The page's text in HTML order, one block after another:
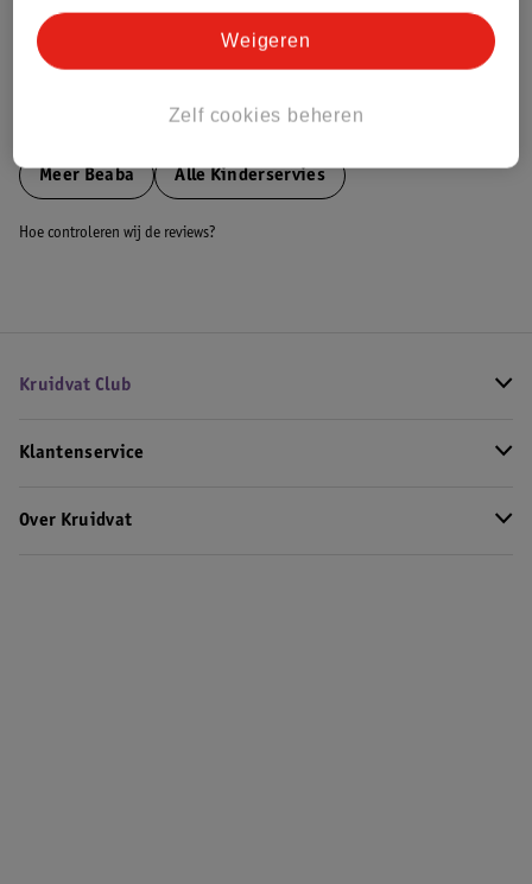
Bestel & Bezorginformatie
Meer Beaba Alle Kinderservies
Hoe controleren wij de reviews?
Kruidvat Club
Klantenservice
Over Kruidvat
Zelf cookies beheren
Weigeren